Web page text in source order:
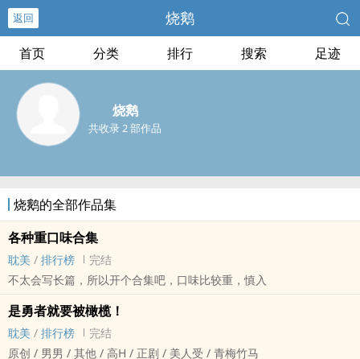
返回 烧鹅
首页 分类 排行 搜索 足迹
烧鹅
共收录 2 部作品
烧鹅的全部作品集
各种重口味合集
耽美 / 排行榜
完结
不太会写长篇，所以开个合集吧，口味比较重，慎入
是勇者就要被橄榄！
耽美 / 排行榜
完结
原创 / 男男 / 其他 / ‍高‎‍H‌‍ / 正剧 / 美人受 / 青梅竹马